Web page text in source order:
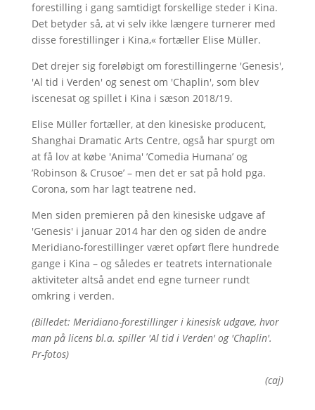
forestilling i gang samtidigt forskellige steder i Kina.
Det betyder så, at vi selv ikke længere turnerer med
disse forestillinger i Kina,« fortæller Elise Müller.
Det drejer sig foreløbigt om forestillingerne 'Genesis',
'Al tid i Verden' og senest om 'Chaplin', som blev
iscenesat og spillet i Kina i sæson 2018/19.
Elise Müller fortæller, at den kinesiske producent,
Shanghai Dramatic Arts Centre, også har spurgt om
at få lov at købe 'Anima' ’Comedia Humana’ og
’Robinson & Crusoe’ – men det er sat på hold pga.
Corona, som har lagt teatrene ned.
Men siden premieren på den kinesiske udgave af
'Genesis' i januar 2014 har den og siden de andre
Meridiano-forestillinger været opført flere hundrede
gange i Kina – og således er teatrets internationale
aktiviteter altså andet end egne turneer rundt
omkring i verden.
(Billedet: Meridiano-forestillinger i kinesisk udgave, hvor
man på licens bl.a. spiller 'Al tid i Verden' og 'Chaplin'.
Pr-fotos)
(caj)